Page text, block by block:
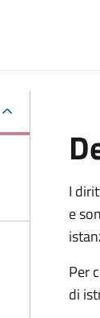
I
e
Per
di